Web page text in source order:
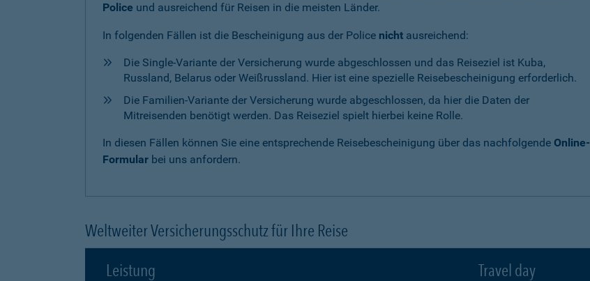
Police und ausreichend für Reisen in die meisten Länder.
In folgenden Fällen ist die Bescheinigung aus der Police nicht ausreichend:
Die Single-Variante der Versicherung wurde abgeschlossen und das Reiseziel ist Kuba,
Russland, Belarus oder Weißrussland. Hier ist eine spezielle Reisebescheinigung erforderlich.
Die Familien-Variante der Versicherung wurde abgeschlossen, da hier die Daten der
Mitreisenden benötigt werden. Das Reiseziel spielt hierbei keine Rolle.
In diesen Fällen können Sie eine entsprechende Reisebescheinigung über das nachfolgende Online-
Formular bei uns anfordern.
Weltweiter Versicherungsschutz für Ihre Reise
Leistung
Travel day